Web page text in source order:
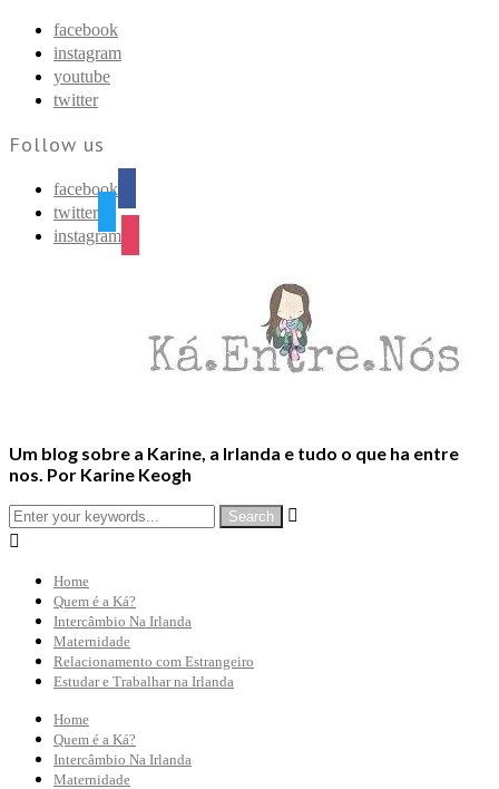
facebook
instagram
youtube
twitter
Follow us
facebook
twitter
instagram
Um blog sobre a Karine, a Irlanda e tudo o que ha entre
nos. Por Karine Keogh


Home
Quem é a Ká?
Intercâmbio Na Irlanda
Maternidade
Relacionamento com Estrangeiro
Estudar e Trabalhar na Irlanda
Home
Quem é a Ká?
Intercâmbio Na Irlanda
Maternidade